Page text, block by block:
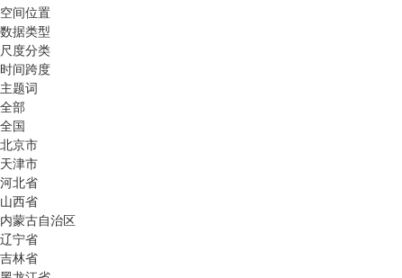
空间位置
数据类型
尺度分类
时间跨度
主题词
全部
全国
北京市
天津市
河北省
山西省
内蒙古自治区
辽宁省
吉林省